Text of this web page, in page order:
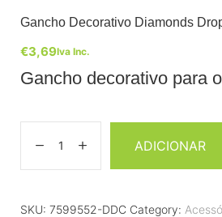
Gancho Decorativo Diamonds
€3,69Iva Inc.
Gancho decorativo para
ADICIONAR
SKU: 7599552-DDC Category: